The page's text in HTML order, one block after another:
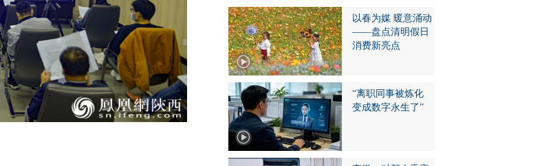
以春为媒 暖意涌动
——盘点清明假日
消费新亮点
“离职同事被炼化
变成数字永生了”